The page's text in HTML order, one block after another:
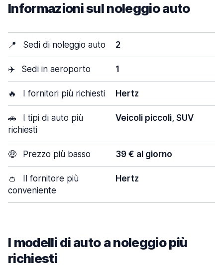
Informazioni sul noleggio auto
📍 Sedi di noleggio auto 2
✈️ Sedi in aeroporto 1
🔥 I fornitori più richiesti Hertz
🚗
I tipi di auto più
richiesti
Veicoli piccoli, SUV
🤑 Prezzo più basso 39 € al giorno
👛
Il fornitore più
conveniente
Hertz
I modelli di auto a noleggio più
richiesti